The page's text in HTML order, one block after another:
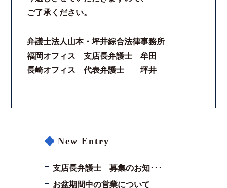
ご了承ください。
弁護士法人山本・坪井綜合法律事務所
福岡オフィス 支店長弁護士 牟田
長崎オフィス 代表弁護士 坪井
New Entry
支店長弁護士 募集のお知･･･
お盆期間中の営業について